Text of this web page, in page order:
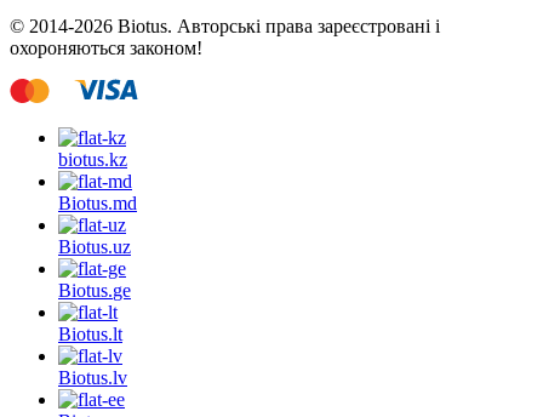
© 2014-2026 Biotus. Авторські права зареєстровані і
охороняються законом!
biotus.kz
Biotus.md
Biotus.uz
Biotus.ge
Biotus.lt
Biotus.lv